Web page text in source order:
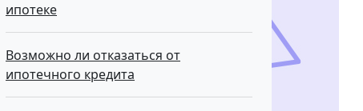
ипотеке
Возможно ли отказаться от
ипотечного кредита